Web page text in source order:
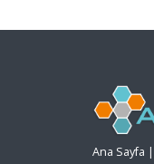
Ana Sayfa |